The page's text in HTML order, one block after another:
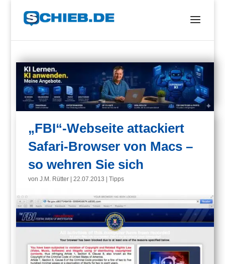
„FBI“-Webseite attackiert
Safari-Browser von Macs –
so wehren Sie sich
vonJ.M. Rütter |22.07.2013 |Tipps